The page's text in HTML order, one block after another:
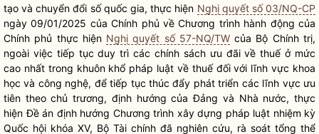
tạo và chuyển đổi sốquốc gia, thực hiện Nghị quyết số 03/NQ-CP
ngày 09/01/2025 của Chính phủ về Chương trình hành động của
Chính phủ thực hiện Nghị quyết số 57-NQ/TWcủa Bộ Chính trị,
ngoài việc tiếp tục duy trì các chính sách ưu đãi về thuế ở mức
cao nhất trong khuôn khổ pháp luật về thuế đối với lĩnh vực khoa
học và công nghệ, để tiếp tục thúc đẩy phát triển các lĩnh vực ưu
tiên theo chủ trương, định hướng của Đảng và Nhà nước, thực
hiện Đề án định hướng Chương trình xây dựng pháp luật nhiệm kỳ
Quốc hội khóa XV, Bộ Tài chính đã nghiên cứu, rà soát tổng thể